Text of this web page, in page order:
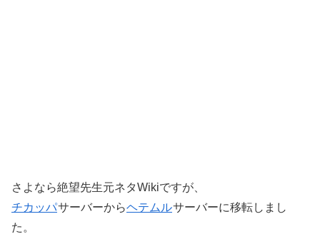
さよなら絶望先生元ネタWikiですが、
チカッパサーバーからヘテムルサーバーに移転しまし
た。